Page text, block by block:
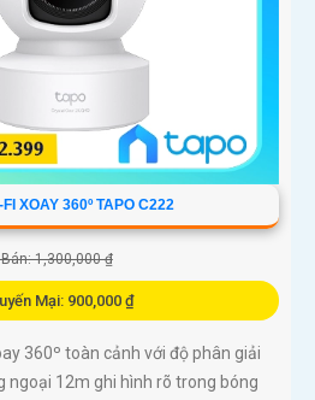
XOAY 360º TAPO C222
1,300,000 ₫
Mại: 900,000 ₫
360º toàn cảnh với độ phân giải
ngoại 12m ghi hình rõ trong bóng